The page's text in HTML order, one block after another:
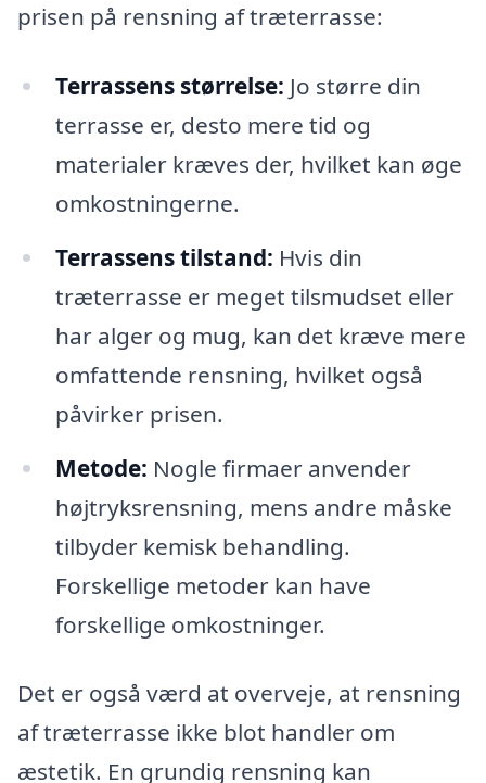
prisen på rensning af træterrasse:
Terrassens størrelse: Jo større din
terrasse er, desto mere tid og
materialer kræves der, hvilket kan øge
omkostningerne.
Terrassens tilstand: Hvis din
træterrasse er meget tilsmudset eller
har alger og mug, kan det kræve mere
omfattende rensning, hvilket også
påvirker prisen.
Metode: Nogle firmaer anvender
højtryksrensning, mens andre måske
tilbyder kemisk behandling.
Forskellige metoder kan have
forskellige omkostninger.
Det er også værd at overveje, at rensning
af træterrasse ikke blot handler om
æstetik. En grundig rensning kan